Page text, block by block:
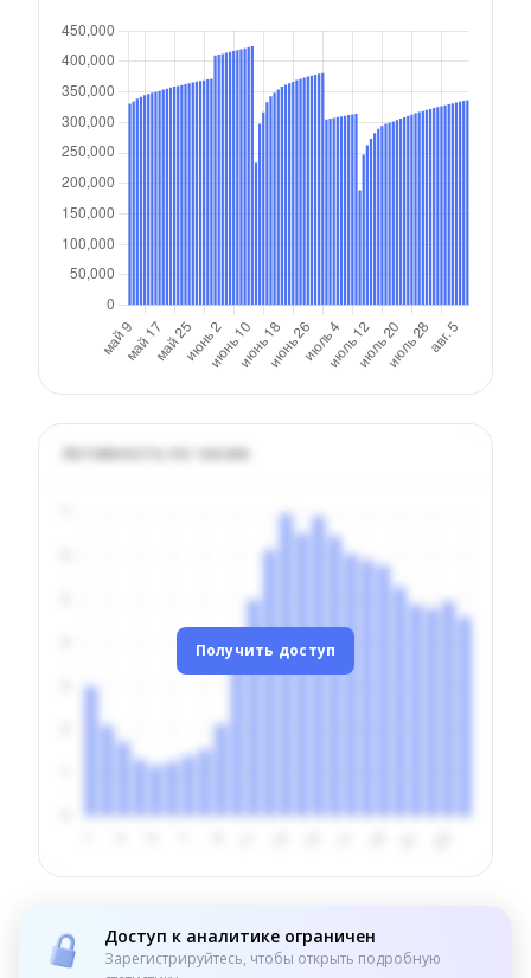
Активность по часам
Получить доступ
Доступ к аналитике ограничен
Зарегистрируйтесь, чтобы открыть подробную